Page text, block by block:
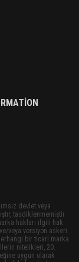
devlet veya
tasdiklenmemiştir
hakları ilgili hak
veya versiyon askeri
bir ticari marka
nitelikleri, 20.
uygun olarak